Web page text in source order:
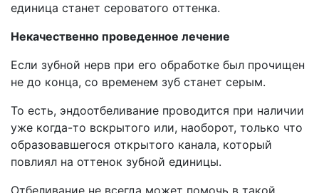
единица станет сероватого оттенка.
Некачественно проведенное лечение
Если зубной нерв при его обработке был прочищен
не до конца, со временем зуб станет серым.
То есть, эндоотбеливание проводится при наличии
уже когда-то вскрытого или, наоборот, только что
образовавшегося открытого канала, который
повлиял на оттенок зубной единицы.